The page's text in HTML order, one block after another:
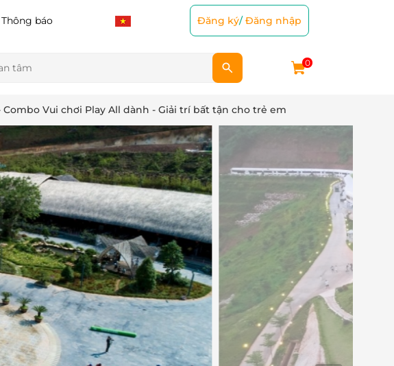
Thông báo Đăng ký/Đăng nhập
0
Combo Vui chơi Play All dành - Giải trí bất tận cho trẻ em